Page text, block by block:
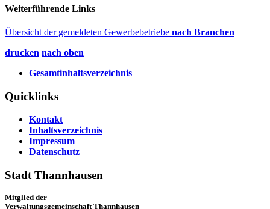
Weiterführende Links
Übersicht der gemeldeten Gewerbebetriebe nach Branchen
drucken nach oben
Gesamtinhaltsverzeichnis
Quicklinks
Kontakt
Inhaltsverzeichnis
Impressum
Datenschutz
Stadt Thannhausen
Mitglied der
Verwaltungsgemeinschaft Thannhausen